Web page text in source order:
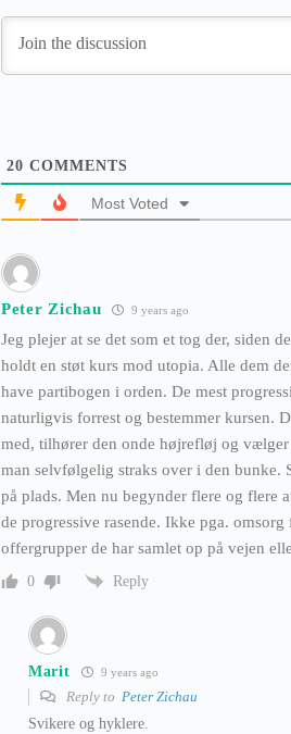
20 COMMENTS
Most Voted
Peter Zichau 9 years ago
Jeg plejer at se det som et tog der, siden
holdt en støt kurs mod utopia. Alle dem
have partibogen i orden. De mest
naturligvis forrest og bestemmer kursen.
med, tilhører den onde højrefløj og vælger
man selvfølgelig straks over i den bunke.
på plads. Men nu begynder flere og flere
de progressive rasende. Ikke pga. omsorg
offergrupper de har samlet op på vejen
0 Reply
Marit 9 years ago
Reply to Peter Zichau
Svikere og hyklere.